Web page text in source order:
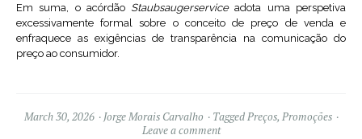
Em suma, o acórdão Staubsaugerserviceadota uma perspetiva
excessivamente formal sobre o conceito de preço de venda e
enfraquece as exigências de transparência na comunicação do
preço ao consumidor.
March 30, 2026 Jorge Morais Carvalho TaggedPreços, Promoções
Leave a comment